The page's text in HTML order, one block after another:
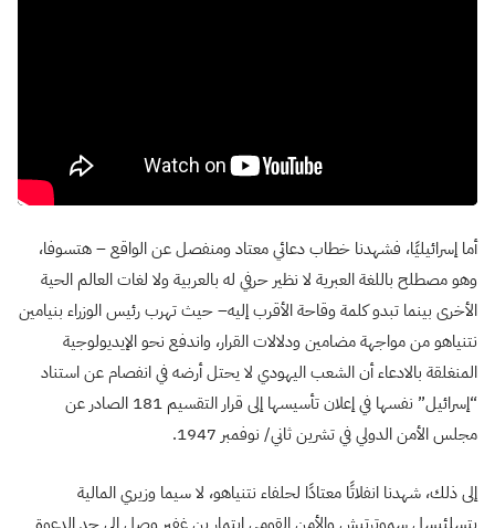
أما إسرائيليًا، فشهدنا خطاب دعائي معتاد ومنفصل عن الواقع – هتسوفا،
وهو مصطلح باللغة العبرية لا نظير حرفي له بالعربية ولا لغات العالم الحية
الأخرى بينما تبدو كلمة وقاحة الأقرب إليه– حيث تهرب رئيس الوزراء بنيامين
نتنياهو من مواجهة مضامين ودلالات القرار، واندفع نحو الإيديولوجية
المنغلقة بالادعاء أن الشعب اليهودي لا يحتل أرضه في انفصام عن استناد
“إسرائيل” نفسها في إعلان تأسيسها إلى قرار التقسيم 181 الصادر عن
مجلس الأمن الدولي في تشرين ثاني/ نوفمبر 1947.
إلى ذلك، شهدنا انفلاتًا معتادًا لحلفاء نتنياهو، لا سيما وزيري المالية